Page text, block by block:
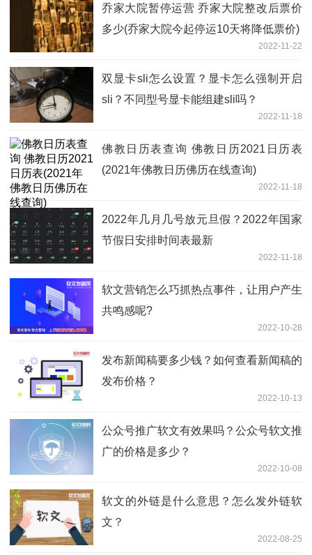
乔家大院暂停运营 乔家大院整改后票价
多少(乔家大院今起停运10天将降低票价)
2022-11-22
双显卡sli怎么设置？显卡怎么强制开启
sli？不同型号显卡能组建sli吗？
2022-11-18
佛教日历表查询 佛教日历2021日历表
(2021年佛教日历佛历在线查询)
2022-11-18
2022年几月几号放元旦假？2022年国家
节假日安排时间表最新
2022-11-18
软文营销怎么巧抓热点事件，让用户产生
共鸣感呢?
2022-10-28
发布新闻稿要多少钱？如何查看新闻稿的
发布价格？
2022-10-13
公众号推广软文有效果吗？公众号软文推
广的价格是多少？
2022-10-08
软文的外链是什么意思？怎么发外链软
文？
2022-08-25